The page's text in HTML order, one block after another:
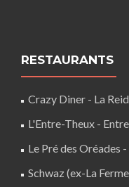
RESTAURANTS
Crazy Diner - La Reid
L'Entre-Theux -
Le Pré des Oréades -
Schwaz (ex-La